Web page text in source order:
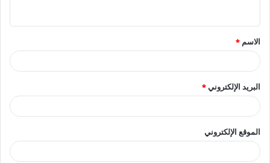
ق
*
الاسم *
البريد الإلكتروني*
الموقع الإلكتروني